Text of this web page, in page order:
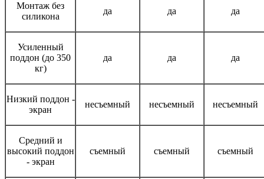
Монтаж без
силикона
да да да
Усиленный
поддон (до 350
кг)
да да да
Низкий поддон -
экран
несъемный несъемный несъемный
Средний и
высокий поддон
- экран
съемный съемный съемный